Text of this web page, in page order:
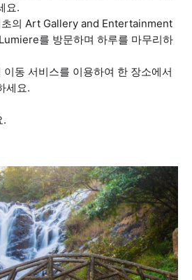
요.
초의 Art Gallery and Entertainment
를 방문하며 하루를 마무리하
동 서비스를 이용하여 한 장소에서
세요.
.